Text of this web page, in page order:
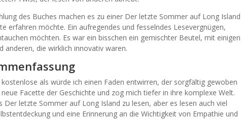
des Buches machen es zu einer Der letzte Sommer auf Long Island
erfahren möchte. Ein aufregendes und fesselndes Lesevergnügen,
möchten. Es war ein bisschen ein gemischter Beutel, mit einigen
anderen, die wirklich innovativ waren.
als würde ich einen Faden entwirren, der sorgfältig gewoben
Facette der Geschichte und zog mich tiefer in ihre komplexe Welt.
letzte Sommer auf Long Island zu lesen, aber es lesen auch viel
und eine Erinnerung an die Wichtigkeit von Empathie und